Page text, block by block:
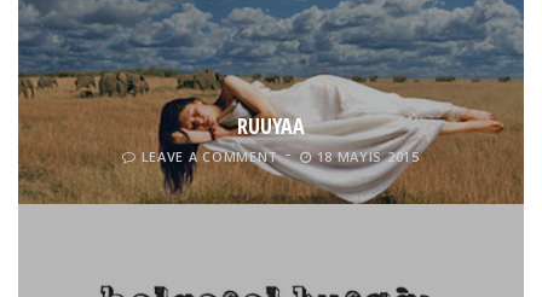
RUUYAA
LEAVE A COMMENT 18 MAYIS 2015